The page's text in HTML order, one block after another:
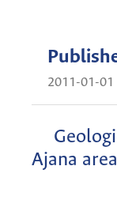
2011-01-01
Ajana